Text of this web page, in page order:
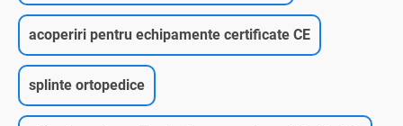
acoperiri pentru echipamente certificate CE
splinte ortopedice